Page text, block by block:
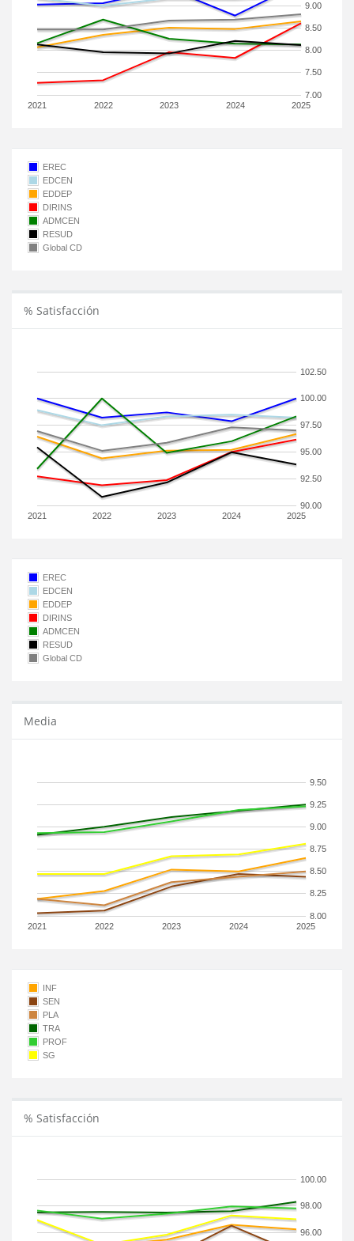
2021 2022 2023 2024 2025
7.00
7.50
8.00
8.50
9.00
EREC
EDCEN
EDDEP
DIRINS
ADMCEN
RESUD
Global CD
% Satisfacción
2021 2022 2023 2024 2025
90.00
92.50
95.00
97.50
100.00
102.50
EREC
EDCEN
EDDEP
DIRINS
ADMCEN
RESUD
Global CD
Media
2021 2022 2023 2024 2025
8.00
8.25
8.50
8.75
9.00
9.25
9.50
INF
SEN
PLA
TRA
PROF
SG
% Satisfacción
96.00
98.00
100.00